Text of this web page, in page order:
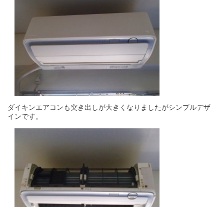
ダイキンエアコンも突き出しが大きくなりましたがシンプルデザ
インです。